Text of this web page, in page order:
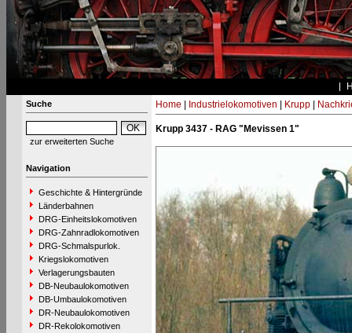
Suche
zur erweiterten Suche
Navigation
Geschichte & Hintergründe
Länderbahnen
DRG-Einheitslokomotiven
DRG-Zahnradlokomotiven
DRG-Schmalspurlok.
Kriegslokomotiven
Verlagerungsbauten
DB-Neubaulokomotiven
DB-Umbaulokomotiven
DR-Neubaulokomotiven
DR-Rekolokomotiven
Home Industrielokomotiven Krupp|
Krupp 3437 - RAG "Mevissen 1"